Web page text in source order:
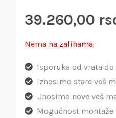
39.260,00
Nema na zalihama
Isporuka od vrata do
Iznosimo stare veš
Unosimo nove veš
Mogućnost montaže